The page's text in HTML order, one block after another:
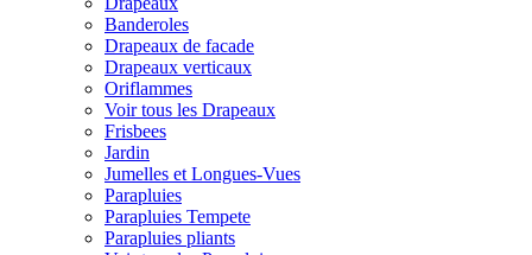
Banderoles
Drapeaux de facade
Drapeaux verticaux
Oriflammes
Voir tous les Drapeaux
Frisbees
Jardin
Jumelles et Longues-Vues
Parapluies
Parapluies Tempete
Parapluies pliants